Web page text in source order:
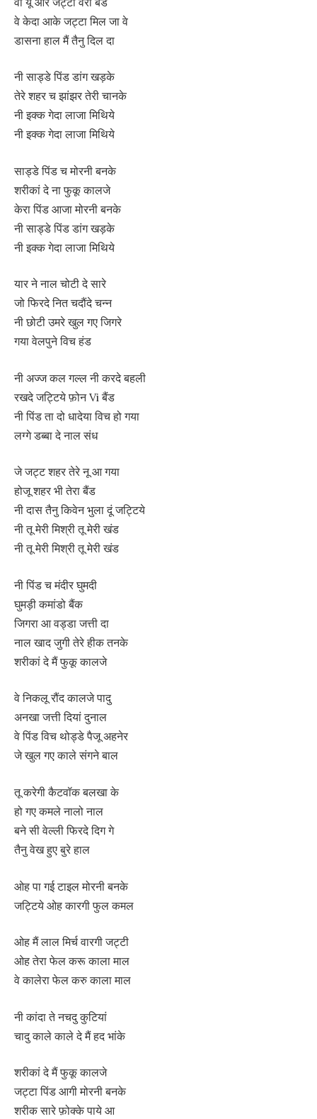
वे केदा आके जट्टा मिल जा वे
डासना हाल मैं तैनु दिल दा
नी साड्डे पिंड डांग खड़के
तेरे शहर च झांझर तेरी चानके
नी इक्क गेदा लाजा मिथिये
नी इक्क गेदा लाजा मिथिये
साड्डे पिंड च मोरनी बनके
शरीकां दे ना फुकू कालजे
केरा पिंड आजा मोरनी बनके
नी साड्डे पिंड डांग खड़के
नी इक्क गेदा लाजा मिथिये
यार ने नाल चोटी दे सारे
जो फिरदे नित चदौंदे चन्न
नी छोटी उमरे खुल गए जिगरे
गया वेलपुने विच हंड
नी अज्ज कल गल्ल नी करदे बहली
रखदे जट्टिये फ़ोन Vi बैंड
नी पिंड ता दो धादेया विच हो गया
लग्गे डब्बा दे नाल संध
जे जट्ट शहर तेरे नू आ गया
होजू शहर भी तेरा बैंड
नी दास तैनु किवेन भुला दूं जट्टिये
नी तू मेरी मिश्री तू मेरी खंड
नी तू मेरी मिश्री तू मेरी खंड
नी पिंड च मंदीर घुमदी
घुमड़ी कमांडो बैंक
जिगरा आ वड्डा जत्ती दा
नाल खाद जुगी तेरे हीक तनके
शरीकां दे मैं फुकू कालजे
वे निकलू रौंद कालजे पादु
अनखा जत्ती दियां दुनाल
वे पिंड विच थोड्डे पैजू अहनेर
जे खुल गए काले संगने बाल
तू करेगी कैटवॉक बलखा के
हो गए कमले नालो नाल
बने सी वेल्ली फिरदे दिग गे
तैनु वेख हुए बुरे हाल
ओह पा गई टाइल मोरनी बनके
जट्टिये ओह कारगी फुल कमल
ओह मैं लाल मिर्च वारगी जट्टी
ओह तेरा फेल करू काला माल
वे कालेरा फेल करु काला माल
नी कांदा ते नचदु कुटियां
चादु काले काले दे मैं हद भांके
शरीकां दे मैं फुकू कालजे
जट्टा पिंड आगी मोरनी बनके
शरीक सारे फ़ोक्के पाये आ